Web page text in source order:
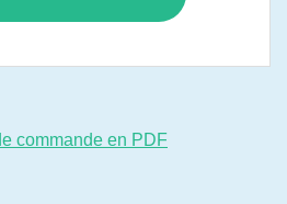
commande en PDF